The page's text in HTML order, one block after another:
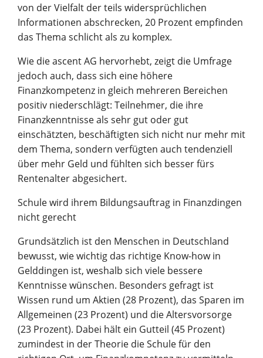
von der Vielfalt der teils widersprüchlichen
Informationen abschrecken, 20 Prozent empfinden
das Thema schlicht als zu komplex.
Wie die ascent AG hervorhebt, zeigt die Umfrage
jedoch auch, dass sich eine höhere
Finanzkompetenz in gleich mehreren Bereichen
positiv niederschlägt: Teilnehmer, die ihre
Finanzkenntnisse als sehr gut oder gut
einschätzten, beschäftigten sich nicht nur mehr mit
dem Thema, sondern verfügten auch tendenziell
über mehr Geld und fühlten sich besser fürs
Rentenalter abgesichert.
Schule wird ihrem Bildungsauftrag in Finanzdingen
nicht gerecht
Grundsätzlich ist den Menschen in Deutschland
bewusst, wie wichtig das richtige Know-how in
Gelddingen ist, weshalb sich viele bessere
Kenntnisse wünschen. Besonders gefragt ist
Wissen rund um Aktien (28 Prozent), das Sparen im
Allgemeinen (23 Prozent) und die Altersvorsorge
(23 Prozent). Dabei hält ein Gutteil (45 Prozent)
zumindest in der Theorie die Schule für den